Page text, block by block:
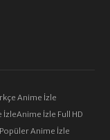
Anime İzle
İzleAnime İzle Full HD
Popüler Anime İzle